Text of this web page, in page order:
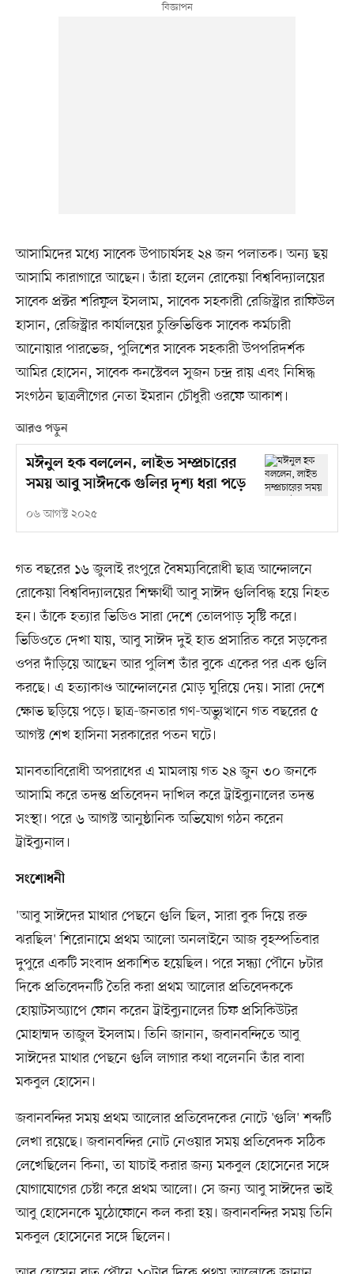
আসামিদের মধ্যে সাবেক উপাচার্যসহ ২৪ জন পলাতক। অন্য ছয়
আসামি কারাগারে আছেন। তাঁরা হলেন রোকেয়া বিশ্ববিদ্যালয়ের
সাবেক প্রক্টর শরিফুল ইসলাম, সাবেক সহকারী রেজিস্ট্রার রাফিউল
হাসান, রেজিস্ট্রার কার্যালয়ের চুক্তিভিত্তিক সাবেক কর্মচারী
আনোয়ার পারভেজ, পুলিশের সাবেক সহকারী উপপরিদর্শক
আমির হোসেন, সাবেক কনস্টেবল সুজন চন্দ্র রায় এবং নিষিদ্ধ
সংগঠন ছাত্রলীগের নেতা ইমরান চৌধুরী ওরফে আকাশ।
আরও পড়ুন
মঈনুল হক বললেন, লাইভ সম্প্রচারের
সময় আবু সাঈদকে গুলির দৃশ্য ধরা পড়ে
০৬ আগস্ট ২০২৫
গত বছরের ১৬ জুলাই রংপুরে বৈষম্যবিরোধী ছাত্র আন্দোলনে
রোকেয়া বিশ্ববিদ্যালয়ের শিক্ষার্থী আবু সাঈদ গুলিবিদ্ধ হয়ে নিহত
হন। তাঁকে হত্যার ভিডিও সারা দেশে তোলপাড় সৃষ্টি করে।
ভিডিওতে দেখা যায়, আবু সাঈদ দুই হাত প্রসারিত করে সড়কের
ওপর দাঁড়িয়ে আছেন আর পুলিশ তাঁর বুকে একের পর এক গুলি
করছে। এ হত্যাকাণ্ড আন্দোলনের মোড় ঘুরিয়ে দেয়। সারা দেশে
ক্ষোভ ছড়িয়ে পড়ে। ছাত্র-জনতার গণ-অভ্যুত্থানে গত বছরের ৫
আগস্ট শেখ হাসিনা সরকারের পতন ঘটে।
মানবতাবিরোধী অপরাধের এ মামলায় গত ২৪ জুন ৩০ জনকে
আসামি করে তদন্ত প্রতিবেদন দাখিল করে ট্রাইব্যুনালের তদন্ত
সংস্থা। পরে ৬ আগস্ট আনুষ্ঠানিক অভিযোগ গঠন করেন
ট্রাইব্যুনাল।
সংশোধনী
'আবু সাঈদের মাথার পেছনে গুলি ছিল, সারা বুক দিয়ে রক্ত
ঝরছিল' শিরোনামে প্রথম আলো অনলাইনে আজ বৃহস্পতিবার
দুপুরে একটি সংবাদ প্রকাশিত হয়েছিল। পরে সন্ধ্যা পৌনে ৮টার
দিকে প্রতিবেদনটি তৈরি করা প্রথম আলোর প্রতিবেদককে
হোয়াটসঅ্যাপে ফোন করেন ট্রাইব্যুনালের চিফ প্রসিকিউটর
মোহাম্মদ তাজুল ইসলাম। তিনি জানান, জবানবন্দিতে আবু
সাঈদের মাথার পেছনে গুলি লাগার কথা বলেননি তাঁর বাবা
মকবুল হোসেন।
জবানবন্দির সময় প্রথম আলোর প্রতিবেদকের নোটে 'গুলি' শব্দটি
লেখা রয়েছে। জবানবন্দির নোট নেওয়ার সময় প্রতিবেদক সঠিক
লেখেছিলেন কিনা, তা যাচাই করার জন্য মকবুল হোসেনের সঙ্গে
যোগাযোগের চেষ্টা করে প্রথম আলো। সে জন্য আবু সাঈদের ভাই
আবু হোসেনকে মুঠোফোনে কল করা হয়। জবানবন্দির সময় তিনি
মকবুল হোসেনের সঙ্গে ছিলেন।